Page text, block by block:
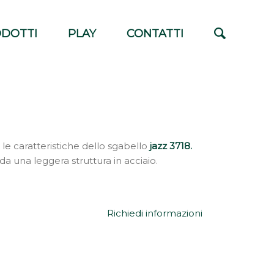
PLAY CONTATTI
caratteristiche dello sgabellojazz 3718.
una leggera struttura in acciaio.
Richiedi informazioni